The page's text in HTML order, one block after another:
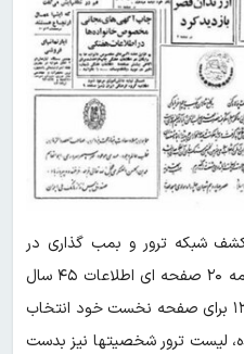
شبکه ترور و بمب گذاری در
تهران! این تیتر یکی است که روزنامه ۲۰ صفحه ای اطلاعات ۴۵ سال
قبل امروز پنجشنبه ۵ تیر سال ۱۳۵۹ برای صفحه نخست خود انتخاب
لیست ترور شخصیتها نیز بدست